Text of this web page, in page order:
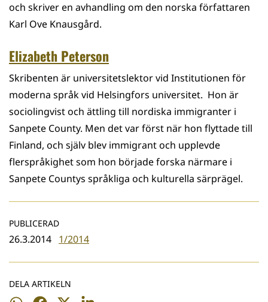
och skriver en avhandling om den norska författaren
Karl Ove Knausgård.
Elizabeth Peterson
Skribenten är universitetslektor vid Institutionen för
moderna språk vid Helsingfors universitet. Hon är
sociolingvist och ättling till nordiska immigranter i
Sanpete County. Men det var först när hon flyttade till
Finland, och själv blev immigrant och upplevde
flerspråkighet som hon började forska närmare i
Sanpete Countys språkliga och kulturella särprägel.
PUBLICERAD
26.3.2014 1/2014
DELA ARTIKELN